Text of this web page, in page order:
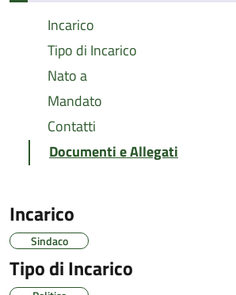
Incarico
Tipo di Incarico
Nato a
Mandato
Contatti
Documenti e Allegati
Incarico
Sindaco
Tipo di Incarico